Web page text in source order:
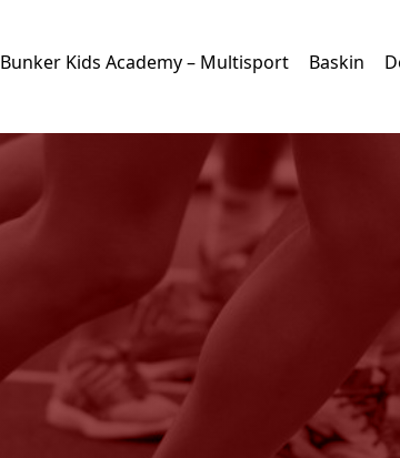
Bunker Kids Academy – Multisport Baskin